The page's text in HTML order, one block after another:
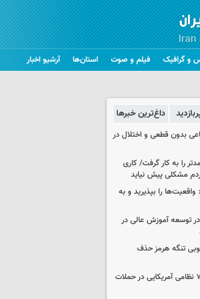
و گرافیک فیلم و صوت استان‌ها آرشیو اخبار
داغ‌ترین خبرها
بدون قطعی و اختلال در
را به کار گرفت/ کاری
مشکلی پیش نیاید
را بپذیرید و به
در توسعه آموزش عالی در
تنگه هرمز حذف
ضربه مغزی بیش از ۷۰۰ نظامی آمریکایی در حملات